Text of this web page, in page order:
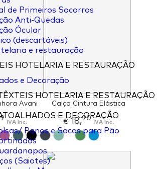
de Primeiros Socorros
Anti-Quedas
Ócular
(descartáveis)
e restauração
HOTELARIA E RESTAURAÇÃO
e Decoração
HOTELARIA E RESTAURAÇÃO
E DECORAÇÃO
Panos e Sacos para Pão
(Saiotes)
Avani
IVA inc.
Calça Cintura Elástica
€18,90 IVA inc.